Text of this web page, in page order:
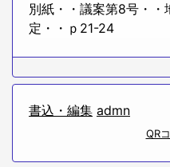
別紙・・議案第8号・
定・・ｐ21-24
書込・編集 admn
QR